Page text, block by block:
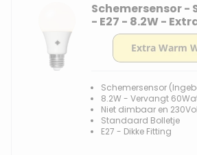
Schemersensor -
- E27 - 8.2W -
2700K - Opaal
Schemersensor
8.2W - Vervangt
Niet dimbaar en
Standaard Bolletje
E27 - Dikke Fitting